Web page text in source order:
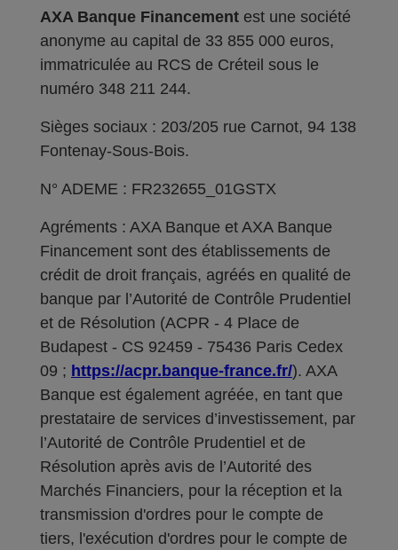
AXA Banque Financement est une société
anonyme au capital de 33 855 000 euros,
immatriculée au RCS de Créteil sous le
numéro 348 211 244.
Sièges sociaux : 203/205 rue Carnot, 94 138
Fontenay-Sous-Bois.
N° ADEME : FR232655_01GSTX
Agréments : AXA Banque et AXA Banque
Financement sont des établissements de
crédit de droit français, agréés en qualité de
banque par l’Autorité de Contrôle Prudentiel
et de Résolution (ACPR - 4 Place de
Budapest - CS 92459 - 75436 Paris Cedex
09 ; https://acpr.banque-france.fr/). AXA
Banque est également agréée, en tant que
prestataire de services d’investissement, par
l’Autorité de Contrôle Prudentiel et de
Résolution après avis de l’Autorité des
Marchés Financiers, pour la réception et la
transmission d'ordres pour le compte de
tiers, l'exécution d'ordres pour le compte de